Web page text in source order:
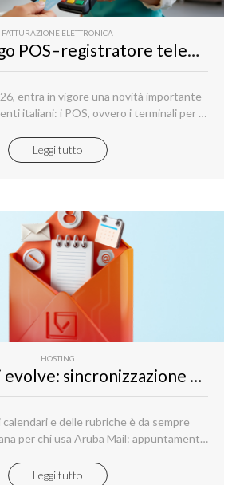
FATTURAZIONE ELETTRONICA
Nuovo obbligo POS–registratore telematico dal 1° gennaio 2026: guida semplice per esercenti
entra in vigore una novità importante
italiani: i POS, ovvero i terminali per i
(RT), o alle soluzioni software
la funzione di memorizzazione e
Leggi tutto
HOSTING
Aruba Mail si evolve: sincronizzazione semplificata di calendari e rubriche su Outlook e Android
e delle rubriche è da sempre
per chi usa Aruba Mail: appuntamenti,
disponibili sui propri dispositivi.
Leggi tutto